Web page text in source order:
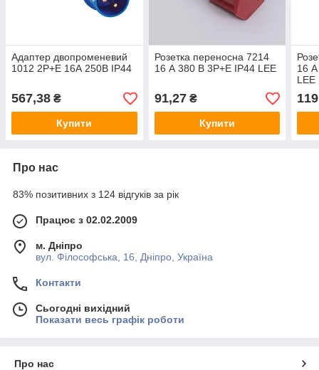
Адаптер двопроменевий
1012 2Р+Е 16А 250В IP44
567,38 ₴
Купити
Розетка переносна 7214
16 А 380 В 3Р+Е IP44 LEE
91,27₴
Купити
16
LEE
Про нас
83% позитивних з 124 відгуків за рік
Працює з 02.02.2009
м. Дніпро
вул. Філософська, 16, Дніпро, Україна
Контакти
Сьогодні вихідний
Показати весь графік роботи
Про нас